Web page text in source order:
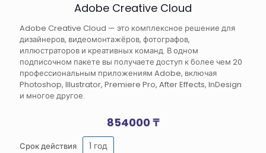
Adobe Creative Cloud
Adobe Creative Cloud — это комплексное решение для
дизайнеров, видеомонтажёров, фотографов,
иллюстраторов и креативных команд. В одном
подписочном пакете вы получаете доступ к более чем 20
профессиональным приложениям Adobe, включая
Photoshop, Illustrator, Premiere Pro, After Effects, InDesign
и многое другое.
854000 ₸
Срок действия 1 год